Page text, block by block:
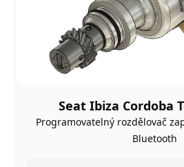
Seat Ibiza Cordoba
Programovatelný rozdělovač
Bluetooth